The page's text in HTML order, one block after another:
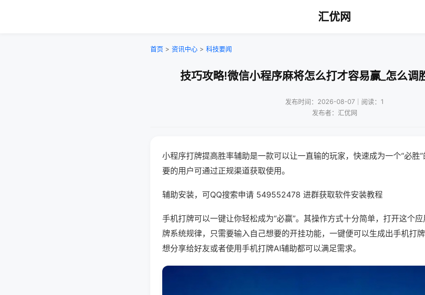
汇优网
首页 > 资讯中心 > 科技要闻
技巧攻略!微信小程序麻将怎么打才容易赢_怎么调
发布时间：2026-08-07｜阅读：1
发布者：汇优网
小程序打牌提高胜率辅助是一款可以让一直输的玩家，快速成为一个“必胜
要的用户可通过正规渠道获取使用。
辅助安装，可QQ搜索申请 549552478 进群获取软件安装教程
手机打牌可以一键让你轻松成为“必赢”。其操作方式十分简单，打开这个
牌系统规律，只需要输入自己想要的开挂功能，一键便可以生成出手机打
想分享给好友或者使用手机打牌AI辅助都可以满足需求。